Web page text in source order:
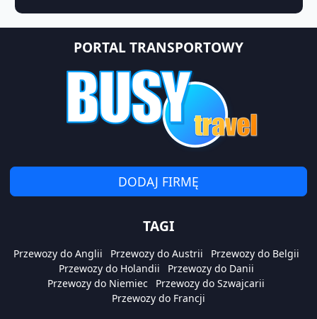
PORTAL TRANSPORTOWY
DODAJ FIRMĘ
TAGI
Przewozy do Anglii Przewozy do Austrii
Przewozy do Belgii
Przewozy do Holandii
Przewozy do Danii
Przewozy do Niemiec
Przewozy do Szwajcarii
Przewozy do Francji